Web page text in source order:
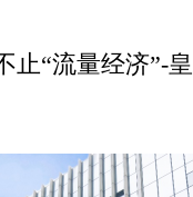
止“流量经济”-